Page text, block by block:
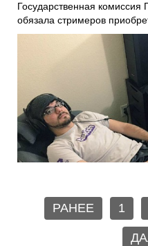
Государственная комиссия
обязала стримеров
РАНЕЕ 1